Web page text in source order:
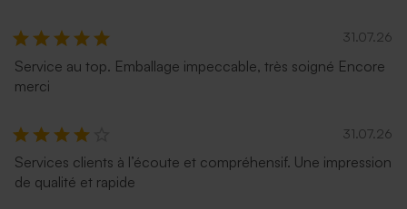
31.07.26
Service au top. Emballage impeccable, très soigné Encore
merci
31.07.26
Services clients à l’écoute et compréhensif. Une impression
de qualité et rapide